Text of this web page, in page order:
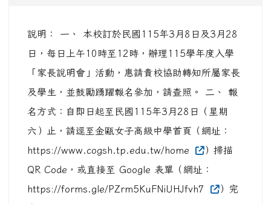
說明： 一、 本校訂於民國115年3月8日及3月28
日，每日上午10時至12時，辦理115學年度入學
「家長說明會」活動，惠請貴校協助轉知所屬家長
及學生，並鼓勵踴躍報名參加，請查照。 二、 報
名方式：自即日起至民國115年3月28日（星期
六）止，請逕至金甌女子高級中學首頁（網址：
https://www.cogsh.tp.edu.tw/home
）掃描
QR Code，或直接至 Google 表單（網址：
https://forms.gle/PZrm5KuFNiUHJfvh7
）完